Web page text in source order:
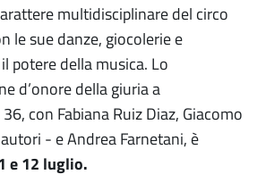
multidisciplinare del circo
le sue danze, giocolerie e
potere della musica. Lo
d’onore della giuria a
con Fabiana Ruiz Diaz, Giacomo
- e Andrea Farnetani, è
e 12 luglio.